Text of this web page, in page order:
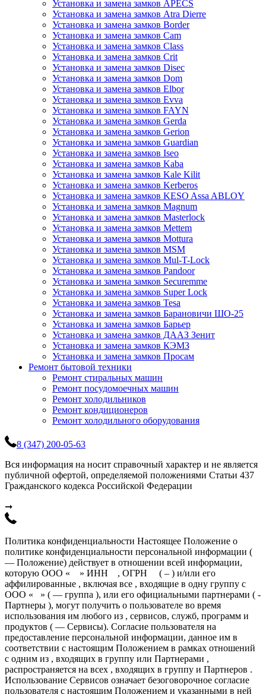
Установка и замена замков APECS
Установка и замена замков Atra Dierre
Установка и замена замков Border
Установка и замена замков Cam
Установка и замена замков Class
Установка и замена замков Crit
Установка и замена замков Disec
Установка и замена замков Dom
Установка и замена замков Elbor
Установка и замена замков Evva
Установка и замена замков FAYN
Установка и замена замков Gerda
Установка и замена замков Gerion
Установка и замена замков Guardian
Установка и замена замков Iseo
Установка и замена замков Kaba
Установка и замена замков Kale Kilit
Установка и замена замков Kerberos
Установка и замена замков KESO Assa ABLOY
Установка и замена замков Magnum
Установка и замена замков Masterlock
Установка и замена замков Mettem
Установка и замена замков Mottura
Установка и замена замков MSM
Установка и замена замков Mul-T-Lock
Установка и замена замков Pandoor
Установка и замена замков Securemme
Установка и замена замков Super Lock
Установка и замена замков Tesa
Установка и замена замков Барановичи ШО-25
Установка и замена замков Барьер
Установка и замена замков ДААЗ Зенит
Установка и замена замков КЭМЗ
Установка и замена замков Просам
Ремонт бытовой техники
Ремонт стиральных машин
Ремонт посудомоечных машин
Ремонт холодильников
Ремонт кондиционеров
Ремонт холодильного оборудования
8 (347) 200-05-63
Вся информация на носит справочный характер и не является
публичной офертой, определяемой положениями Статьи 437
Гражданского кодекса Российской Федерации
➞
Политика конфиденциальности Настоящее Положение о
политике конфиденциальности персональной информации (
— Положение) действует в отношении всей информации,
которую ООО « » ИНН , ОГРН ( – ) и/или его
аффилированные , включая все , входящие в одну группу с
ООО « » ( — группа ), или его официальными партнерами ( -
Партнеры ), могут получить о пользователе во время
использования им любого из , сервисов, служб, программ и
продуктов ( — Сервисы). Согласие пользователя на
предоставление персональной информации, данное им в
соответствии с настоящим Положением в рамках отношений
с одним из , входящих в группу или Партнерами ,
распространяется на всех , входящих в группу и Партнеров .
Использование Сервисов означает безоговорочное согласие
пользователя с настоящим Положением и указанными в ней